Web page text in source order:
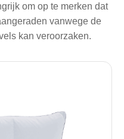
om op te merken dat
vanwege de
kan veroorzaken.